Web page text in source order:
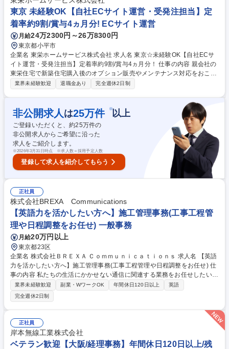
た例もあり、多彩な経験が積める環境です。自ら考えてスケジュールを立
てて行動できます！ 募集職種 【大阪】人材研修運営のアシスタント業務/
未経験可◎/出社×リモートでの勤務
東京 未経験OK【自社ECサイト運営・受発注担当】定
着率約9割/賞与4ヵ月分! ECサイト運営
月給24万2300円～26万8300円
東京都小平市
企業名 東栄ホームサービス株式会社 求人名 東京☆未経験OK【自社ECサ
イト運営・受発注担当】定着率約9割/賞与4ヵ月分！ 仕事の内容 親会社の
東栄住宅で新築住宅購入後のオプション販売やメンテナンス対応をおこな
う当社の東京事業所にて、顧客満足度向上のため、ECサイト運営を支え
プション商品をご注文いただいたお客様への対応、及び配送・工事・設置
などの協力業者や当社営業職との調整業務を担います。 ■受発注業務■電
話、メールによる顧客対応■商品に関する問い合わせ対応■注文内容や納期
の確認、連絡■配送業者や施工業者への手配、日程調整■ECサイト内の商
品情報管理 募集職種 東京☆未経験OK【自社ECサイト運営・受発注担
当】定着率約9割/賞与4ヵ月分！
業界未経験歓迎 退職金あり 完全週休2日制
非公開求人 は25万件 ※以上
ご登録いただくと、約25万件の
非公開求人からご希望に沿った
求人をご紹介します。
※2026年3月31日時点 ※求人数＝採用予定人数
登録して求人を紹介してもらう
正社員
株式会社BREXA Communications
【英語力を活かしたい方へ】施工管理事務(工事工程管
理や日程調整をお任せ) 一般事務
月給20万円以上
東京都23区
企業名 株式会社ＢＲＥＸＡ Ｃｏｍｍｕｎｉｃａｔｉｏｎｓ 求人名 【英語
力を活かしたい方へ】施工管理事務(工事工程管理や日程調整をお任せ) 仕
事の内容 私たちの生活にかかせない通信に関連する業務をお任せしたい！
誰でもできるわけではない貴重な【ご経験】誰でも持っているわけではな
い貴重な【スキル】だからこそ、、あなたのお話を聞かせてくれません
か？。 ≪具体的な業務内容≫ ◆移動体通信TI作業の問合せに対する対
応、調査 ◆資料作成のサポート◆Excelでのデータ管理 ◆キャリア独自の
システムへのデータ入力 ◆電話対応、メール対応 ★未来の生活をつく
る、最新技術「５G」に携わるお仕事★ 募集職種 【英語力を活かしたい方
へ】施工管理事務(工事工程管理や日程調整をお任せ)
業界未経験歓迎 副業・WワークOK 年間休日120日以上
英語
完全週休2日制
正社員
岸本無線工業株式会社
ベテラン歓迎【大阪/経理事務】年間休日120日以上/残